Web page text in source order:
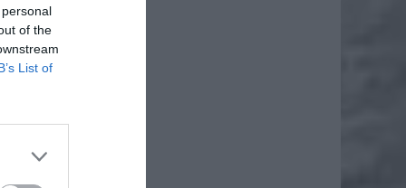
of the
List of